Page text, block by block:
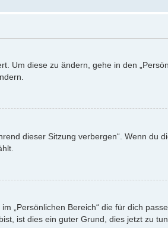
diese zu ändern, gehe in den
dieser Sitzung verbergen“. Wenn du
„Persönlichen Bereich“ die für dich
ist dies ein guter Grund, dies jetzt zu